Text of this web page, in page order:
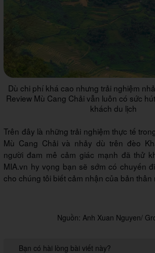
Dù chi phí khá cao nhưng trải nghiệm
Review Mù Cang Chải vẫn luôn có sức
khách du lịch
Trên đây là những trải nghiệm thực tế
Mù Cang Chải và nhảy dù trên đèo
người đam mê cảm giác mạnh đã thử
MIA.vn hy vọng bạn sẽ sớm có chuyến
cho chúng tôi biết cảm nhận của bản thân
Nguồn: Anh Xuan Nguyen/
Bạn có hài lòng bài viết này?